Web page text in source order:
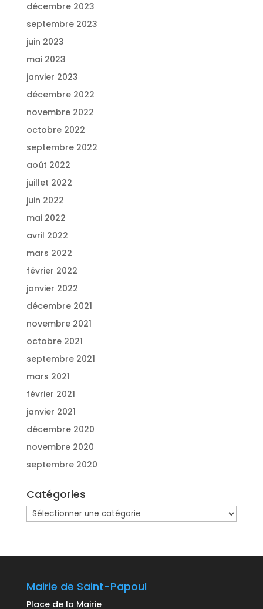
décembre 2023
septembre 2023
juin 2023
mai 2023
janvier 2023
décembre 2022
novembre 2022
octobre 2022
septembre 2022
août 2022
juillet 2022
juin 2022
mai 2022
avril 2022
mars 2022
février 2022
janvier 2022
décembre 2021
novembre 2021
octobre 2021
septembre 2021
mars 2021
février 2021
janvier 2021
décembre 2020
novembre 2020
septembre 2020
Catégories
Catégories
Mairie de Saint-Papoul
Place de la Mairie